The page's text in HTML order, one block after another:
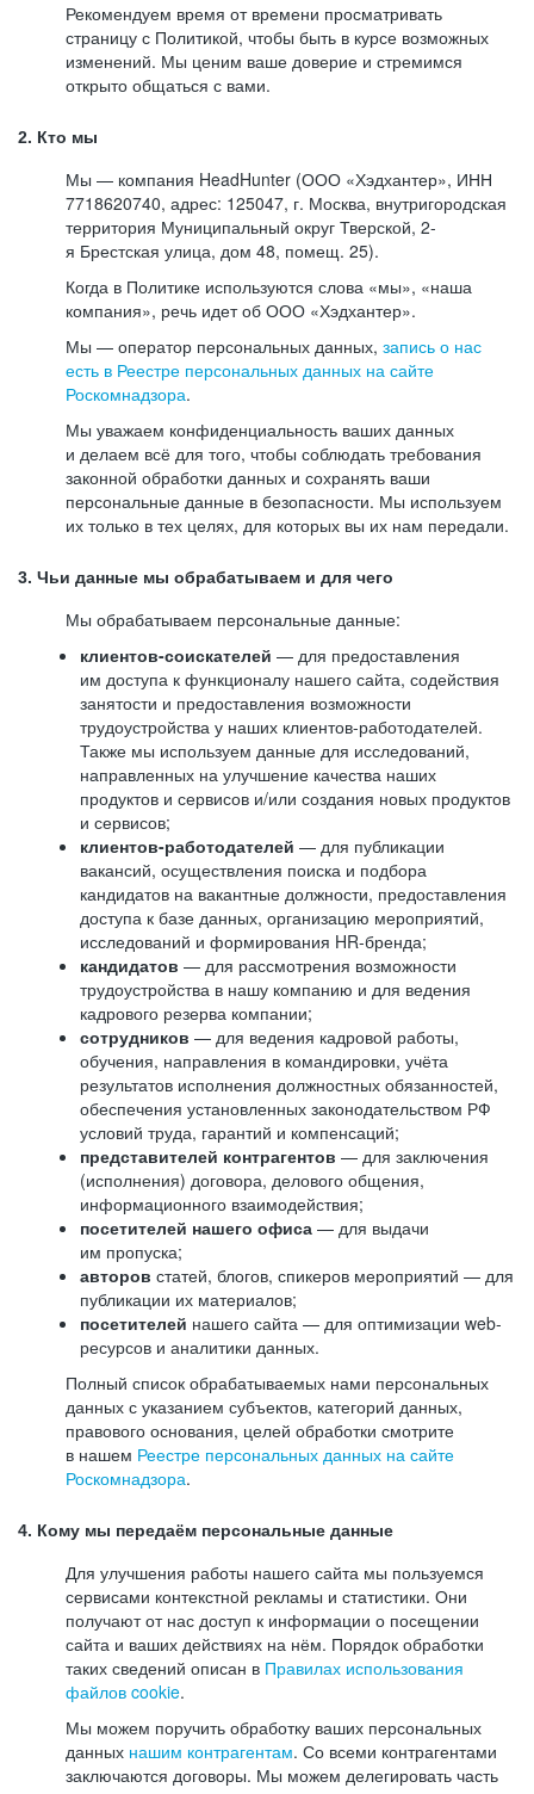
Рекомендуем время от времени просматривать
страницу с Политикой, чтобы быть в курсе возможных
изменений. Мы ценим ваше доверие и стремимся
открыто общаться с вами.
2. Кто мы
Мы — компания HeadHunter (ООО «Хэдхантер», ИНН
7718620740, адрес: 125047, г. Москва, внутригородская
территория Муниципальный округ Тверской, 2-
я Брестская улица, дом 48, помещ. 25).
Когда в Политике используются слова «мы», «наша
компания», речь идет об ООО «Хэдхантер».
Мы — оператор персональных данных, запись о нас
есть в Реестре персональных данных на сайте
Роскомнадзора.
Мы уважаем конфиденциальность ваших данных
и делаем всё для того, чтобы соблюдать требования
законной обработки данных и сохранять ваши
персональные данные в безопасности. Мы используем
их только в тех целях, для которых вы их нам передали.
3. Чьи данные мы обрабатываем и для чего
Мы обрабатываем персональные данные:
клиентов-соискателей — для предоставления
им доступа к функционалу нашего сайта, содействия
занятости и предоставления возможности
трудоустройства у наших клиентов-работодателей.
Также мы используем данные для исследований,
направленных на улучшение качества наших
продуктов и сервисов и/или создания новых продуктов
и сервисов;
клиентов-работодателей — для публикации
вакансий, осуществления поиска и подбора
кандидатов на вакантные должности, предоставления
доступа к базе данных, организацию мероприятий,
исследований и формирования HR-бренда;
кандидатов — для рассмотрения возможности
трудоустройства в нашу компанию и для ведения
кадрового резерва компании;
сотрудников — для ведения кадровой работы,
обучения, направления в командировки, учёта
результатов исполнения должностных обязанностей,
обеспечения установленных законодательством РФ
условий труда, гарантий и компенсаций;
представителей контрагентов — для заключения
(исполнения) договора, делового общения,
информационного взаимодействия;
посетителей нашего офиса — для выдачи
им пропуска;
авторов статей, блогов, спикеров мероприятий — для
публикации их материалов;
посетителей нашего сайта — для оптимизации web-
ресурсов и аналитики данных.
Полный список обрабатываемых нами персональных
данных с указанием субъектов, категорий данных,
правового основания, целей обработки смотрите
в нашем Реестре персональных данных на сайте
Роскомнадзора.
4. Кому мы передаём персональные данные
Для улучшения работы нашего сайта мы пользуемся
сервисами контекстной рекламы и статистики. Они
получают от нас доступ к информации о посещении
сайта и ваших действиях на нём. Порядок обработки
таких сведений описан в Правилах использования
файлов cookie.
Мы можем поручить обработку ваших персональных
данных нашим контрагентам. Со всеми контрагентами
заключаются договоры. Мы можем делегировать часть